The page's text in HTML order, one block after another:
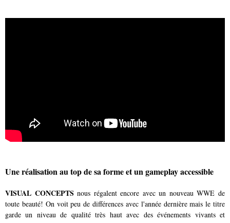
Une réalisation au top de sa forme et un gameplay accessible
VISUAL CONCEPTS nous régalent encore avec un nouveau WWE de
toute beauté! On voit peu de différences avec l'année dernière mais le titre
garde un niveau de qualité très haut avec des événements vivants et